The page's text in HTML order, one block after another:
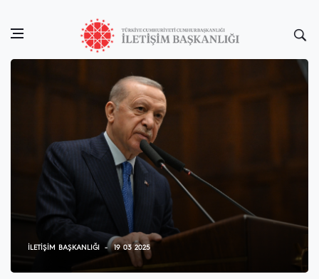
İLETIŞIM BAŞKANLIĞI 19 03 2025